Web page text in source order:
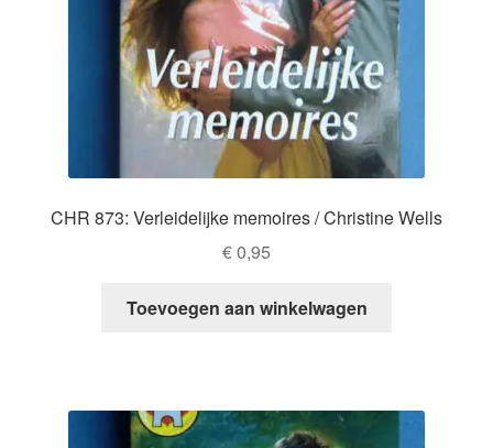
CHR 873: Verleidelijke memoires / Christine Wells
€0,95
Toevoegen aan winkelwagen